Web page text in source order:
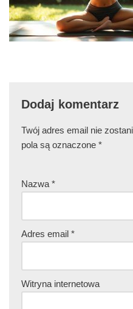
Dodaj komentarz
Twój adres email nie
pola są oznaczone *
Nazwa *
Adres email *
Witryna internetowa